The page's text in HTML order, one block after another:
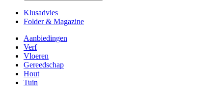
Klusadvies
Folder & Magazine
Aanbiedingen
Verf
Vloeren
Gereedschap
Hout
Tuin